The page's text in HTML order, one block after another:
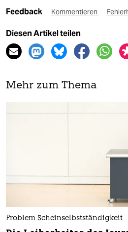
Feedback Kommentieren
Diesen Artikel teilen
Mehr zum Thema
Problem Scheinselbstständigkeit